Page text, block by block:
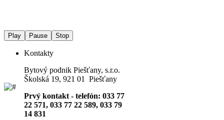
Play Pause Stop
Kontakty
Bytový podnik Piešťany, s.r.o.
Školská 19, 921 01 Piešťany
Prvý kontakt - telefón: 033 77
22 571, 033 77 22 589, 033 79
14 831